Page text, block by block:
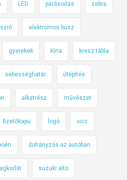
LED párásodás zebra
elektromos busz
gyerekek Kína kresz tábla
sebességhatár útépítés
alkatrész művészet
fizetőkapu logó vicc
dohányzás az autóban
suzuki alto